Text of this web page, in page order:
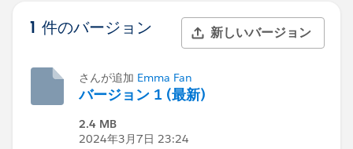
1 件のバージョン 新しいバージョン
さんが追加 Emma Fan
バージョン 1 (最新)
2.4 MB
2024年3月7日 23:24